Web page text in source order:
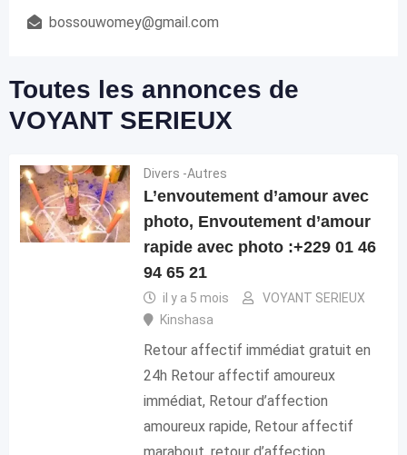
bossouwomey@gmail.com
Toutes les annonces de
VOYANT SERIEUX
Divers -Autres
L’envoutement d’amour avec
photo, Envoutement d’amour
rapide avec photo :+229 01 46
94 65 21
il y a 5 mois
VOYANT SERIEUX
Kinshasa
Retour affectif immédiat gratuit en
24h Retour affectif amoureux
immédiat, Retour d’affection
amoureux rapide, Retour affectif